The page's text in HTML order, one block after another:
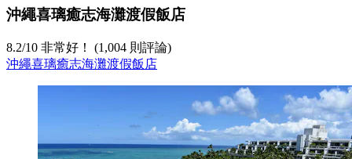
沖繩喜璃癒志海灘渡假飯店
8.2/10 非常好！ (1,004 則評論)
沖繩喜璃癒志海灘渡假飯店